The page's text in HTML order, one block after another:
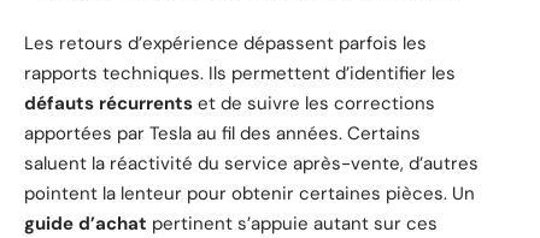
Les retours d’expérience dépassent parfois les
rapports techniques. Ils permettent d’identifier les
défauts récurrents et de suivre les corrections
apportées par Tesla au fil des années. Certains
saluent la réactivité du service après-vente, d’autres
pointent la lenteur pour obtenir certaines pièces. Un
guide d’achat pertinent s’appuie autant sur ces